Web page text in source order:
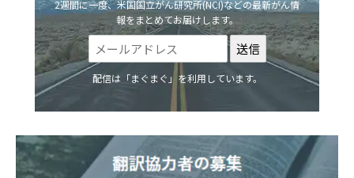
2週間に一度、米国国立がん研究所(NCI)などの最新がん情
報をまとめてお届けします。
配信は「まぐまぐ」を利用しています。